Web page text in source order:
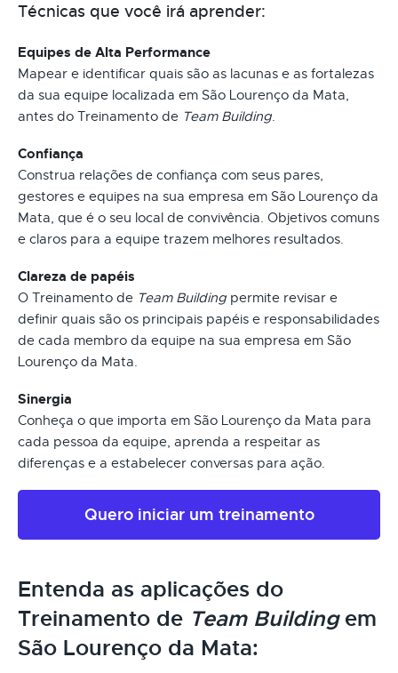
Técnicas que você irá aprender:
Equipes de Alta Performance
Mapear e identificar quais são as lacunas e as fortalezas
da sua equipe localizada em São Lourenço da Mata,
antes do Treinamento de Team Building.
Confiança
Construa relações de confiança com seus pares,
gestores e equipes na sua empresa em São Lourenço da
Mata, que é o seu local de convivência. Objetivos comuns
e claros para a equipe trazem melhores resultados.
Clareza de papéis
O Treinamento de Team Building permite revisar e
definir quais são os principais papéis e responsabilidades
de cada membro da equipe na sua empresa em São
Lourenço da Mata.
Sinergia
Conheça o que importa em São Lourenço da Mata para
cada pessoa da equipe, aprenda a respeitar as
diferenças e a estabelecer conversas para ação.
Quero iniciar um treinamento
Entenda as aplicações do
Treinamento de Team Buildingem
São Lourenço da Mata: